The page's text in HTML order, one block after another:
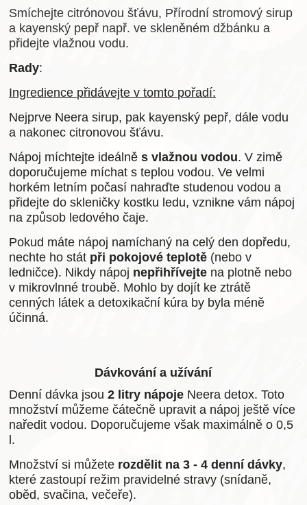
Smíchejte citrónovou šťávu, Přírodní stromový sirup
a kayenský pepř např. ve skleněném džbánku a
přidejte vlažnou vodu.
Rady:
Ingredience přidávejte v tomto pořadí:
Nejprve Neera sirup, pak kayenský pepř, dále vodu
a nakonec citronovou šťávu.
Nápoj míchtejte ideálně s vlažnou vodou. V zimě
doporučujeme míchat s teplou vodou. Ve velmi
horkém letním počasí nahraďte studenou vodou a
přidejte do skleničky kostku ledu, vznikne vám nápoj
na způsob ledového čaje.
Pokud máte nápoj namíchaný na celý den dopředu,
nechte ho stát při pokojové teplotě (nebo v
ledničce). Nikdy nápoj nepřihřívejte na plotně nebo
v mikrovlnné troubě. Mohlo by dojít ke ztrátě
cenných látek a detoxikační kúra by byla méně
účinná.
Dávkování a užívání
Denní dávka jsou2 litry nápoje Neera detox. Toto
množství můžeme čátečně upravit a nápoj ještě více
naředit vodou. Doporučujeme však maximálně o 0,5
l.
Množství si můžete rozdělit na 3 - 4 denní dávky,
které zastoupí režim pravidelné stravy (snídaně,
oběd, svačina, večeře).